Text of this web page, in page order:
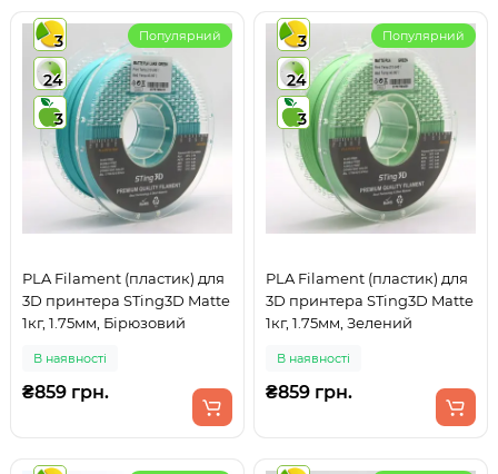
3
24
3
Популярний
PLA Filament (пластик) для
3D принтера STing3D Matte
1кг, 1.75мм, Бірюзовий
В наявності
₴859 грн.
3
24
3
Популярний
PLA Filament (пластик) для
3D принтера STing3D Matte
1кг, 1.75мм, Зелений
В наявності
₴859 грн.